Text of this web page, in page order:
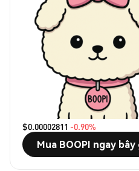
$0.00002811 -0.90%
Mua BOOPI ngay bây